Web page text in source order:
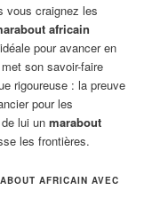
vous craignez les
africain
pour avancer en
son savoir-faire
rigoureuse : la preuve
pour les
de lui unmarabout
les frontières.
AFRICAIN AVEC